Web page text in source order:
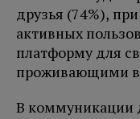
друзья (74%),
активных
платформу для
проживающими в
В коммуникации